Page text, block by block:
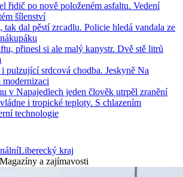
řidič po nově položeném asfaltu. Vedení
šílenství
dal pěstí zrcadlu. Policie hledá vandala ze
přinesl si ale malý kanystr. Dvě stě litrů
pulzující srdcová chodba. Jeskyně Na
modernizaci
v Napajedlech jeden člověk utrpěl zranění
i tropické teploty. S chlazením
technologie
Liberecký kraj
Magazíny a zajímavosti